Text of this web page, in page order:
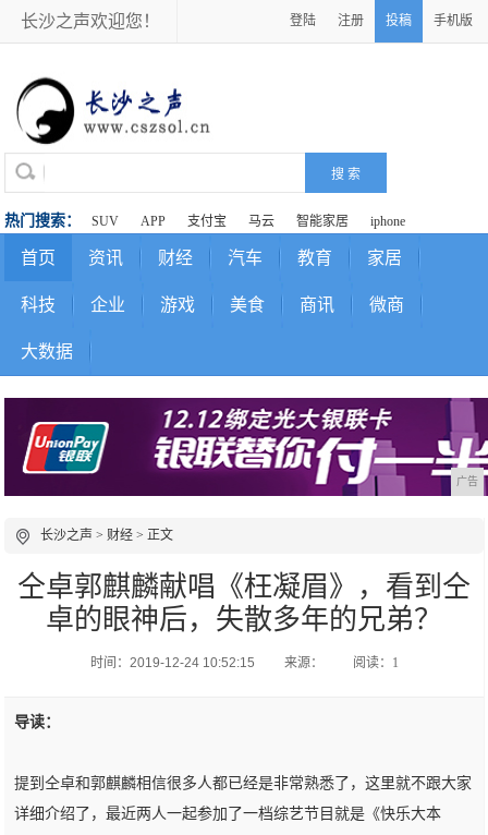
长沙之声欢迎您！ 登陆 注册 投稿 手机版
热门搜索： SUV APP 支付宝 马云 智能家居 iphone
首页 资讯 财经 汽车 教育 家居
科技 企业 游戏 美食 商讯 微商
大数据
广告
长沙之声 > 财经 > 正文
仝卓郭麒麟献唱《枉凝眉》，看到仝
卓的眼神后，失散多年的兄弟？
时间：2019-12-24 10:52:15 来源： 阅读：1
导读：
提到仝卓和郭麒麟相信很多人都已经是非常熟悉了，这里就不跟大家
详细介绍了，最近两人一起参加了一档综艺节目就是《快乐大本